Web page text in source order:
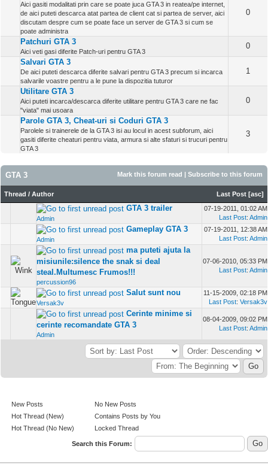
Aici gasiti modalitati prin care se poate juca GTA 3 in reatea/pe internet,
de aici puteti descarca atat partea de client cat si partea de server, aici
discutam despre cum se poate face un server de GTA 3 si cum se
poate administra
0
Patchuri GTA 3
Aici veti gasi diferite Patch-uri pentru GTA 3
0
Salvari GTA 3
De aici puteti descarca diferite salvari pentru GTA 3 precum si incarca
salvarile voastre pentru a le pune la dispozitia tuturor
1
Utilitare GTA 3
Aici puteti incarca/descarca diferite utilitare pentru GTA 3 care ne fac
"viata" mai usoara
0
Parole GTA 3, Cheat-uri si Coduri GTA 3
Parolele si trainerele de la GTA 3 isi au locul in acest subforum, aici
gasiti diferite cheaturi pentru viata, armura si alte sfaturi si trucuri pentru
GTA 3
3
Mark this forum read | Subscribe to this forum
GTA 3
Thread / Author Last Post [asc]
GTA 3 trailer
Admin
07-19-2011, 01:02 AM
Last Post: Admin
Gameplay GTA 3
Admin
07-19-2011, 12:38 AM
Last Post: Admin
ma puteti ajuta la
misiunile:silence the snak si deal
steal.Multumesc Frumos!!!
percussion96
07-06-2010, 05:33 PM
Last Post: Admin
Salut sunt nou
Versak3v
11-15-2009, 02:18 PM
Last Post: Versak3v
Cerinte minime si
cerinte recomandate GTA 3
Admin
08-04-2009, 09:02 PM
Last Post: Admin
New Posts
Hot Thread (New)
Hot Thread (No New)
No New Posts
Contains Posts by You
Locked Thread
Search this Forum: